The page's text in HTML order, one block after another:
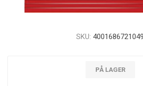
SKU: 4001686721049
PÅ LAGER